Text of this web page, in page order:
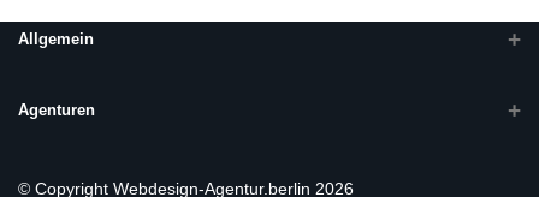
Allgemein
Agenturen
© Copyright Webdesign-Agentur.berlin 2026